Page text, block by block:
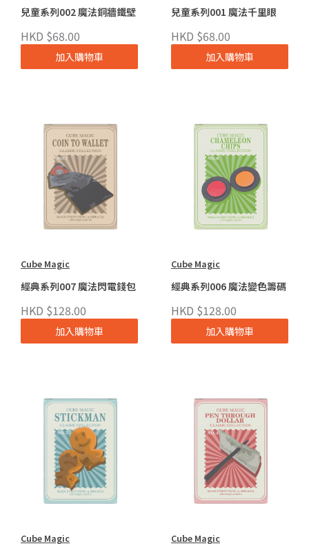
兒童系列002 魔法銅牆鐵壁
HKD $68.00
加入購物車
兒童系列001 魔法千里眼
HKD $68.00
加入購物車
Cube Magic
經典系列007 魔法閃電錢包
HKD $128.00
加入購物車
Cube Magic
經典系列006 魔法變色籌碼
HKD $128.00
加入購物車
Cube Magic Cube Magic